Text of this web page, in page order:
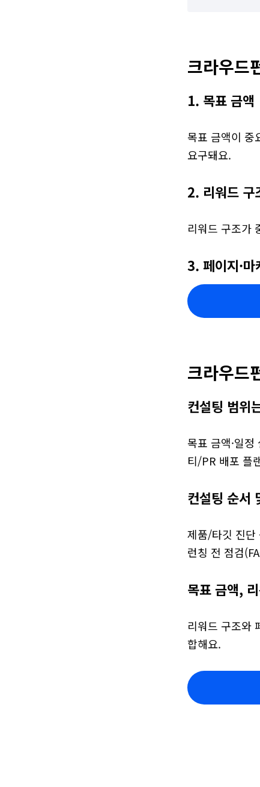
크라우드
1. 목표 금액
목표 금액이 중
요구돼요.
2. 리워드 구
리워드 구조가
3. 페이지·마
크라우드
컨설팅 범위
목표 금액·일
티/PR 배포 플
컨설팅 순서
제품/타깃 진
런칭 전 점검
목표 금액,
리워드 구조와
합해요.